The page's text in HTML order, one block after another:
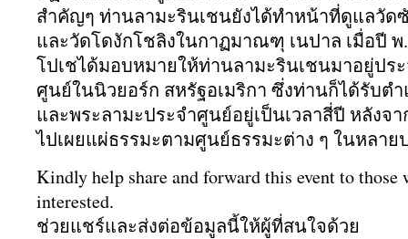
สำคัญๆ ท่านลามะรินเชนยังได้ทำหน้าที่ดูแลวัด
และวัดโดงักโชลิงในกาฏมาณฑุ เนปาล เมื่อปี
โปเชได้มอบหมายให้ท่านลามะรินเชนมาอยู่ปร
ศูนย์ในนิวยอร์ก สหรัฐอเมริกา ซึ่งท่านก็ได้รับต
และพระลามะประจำศูนย์อยู่เป็นเวลาสี่ปี หลังจ
ไปเผยแผ่ธรรมะตามศูนย์ธรรมะต่าง ๆ ในหลาย
Kindly help share and forward this event to those
interested.
ช่วยแชร์และส่งต่อข้อมูลนี้ให้ผู้ที่สนใจด้วย